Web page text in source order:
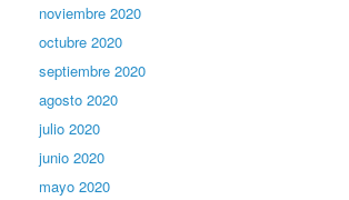
noviembre 2020
octubre 2020
septiembre 2020
agosto 2020
julio 2020
junio 2020
mayo 2020